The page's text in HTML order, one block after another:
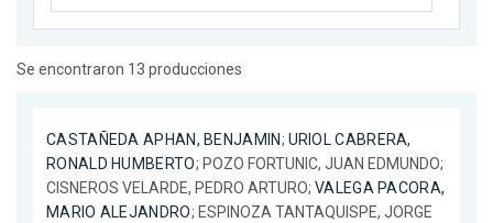
Se encontraron 13 producciones
CASTAÑEDA APHAN, BENJAMIN; URIOL CABRERA,
RONALD HUMBERTO; POZO FORTUNIC, JUAN EDMUNDO;
CISNEROS VELARDE, PEDRO ARTURO; VALEGA PACORA,
MARIO ALEJANDRO; ESPINOZA TANTAQUISPE, JORGE